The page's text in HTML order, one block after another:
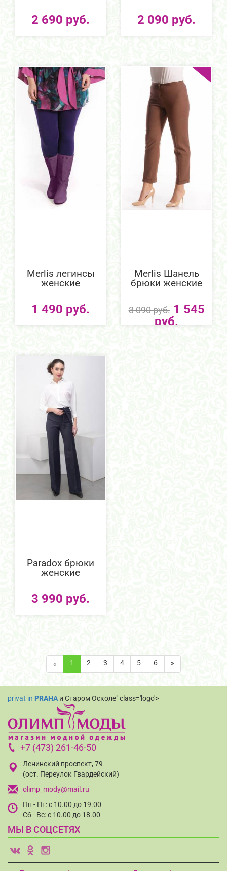
2 690 руб. 2 090 руб.
Merlis легинсы
женские
1 490 руб.
Merlis Шанель
брюки женские
3 090 руб.1 545
руб.
Paradox брюки
женские
3 990 руб.
« 1 2 3 4 5 6 »
privat in PRAHA и Старом Осколе" class='logo'>
+7 (473) 261-46-50
Ленинский проспект, 79
(ост. Переулок Гвардейский)
olimp_mody@mail.ru
Пн - Пт: с 10.00 до 19.00
Сб - Вс: с 10.00 до 18.00
МЫ В СОЦСЕТЯХ
v o i